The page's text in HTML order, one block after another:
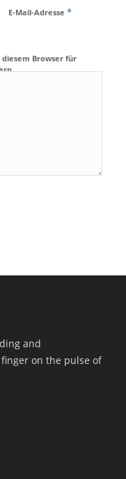
E-Mail-Adresse *
diesem Browser für
and
on the pulse of